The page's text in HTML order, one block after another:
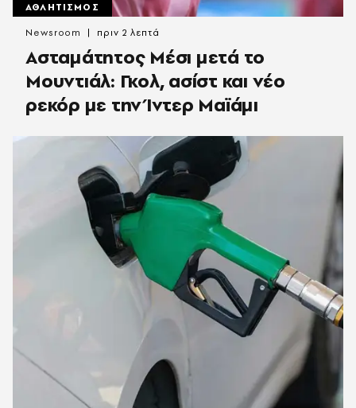
ΑΘΛΗΤΙΣΜΟΣ
Ασταμάτητος Μέσι μετά το
Μουντιάλ: Γκολ, ασίστ και νέο
ρεκόρ με την Ίντερ Μαϊάμι
Newsroom πριν 2 λεπτά